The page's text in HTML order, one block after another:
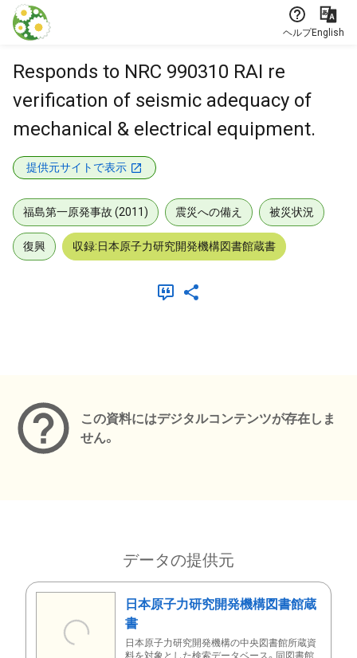
本文に飛ぶ
ヘルプEnglish
Responds to NRC 990310 RAI re
verification of seismic adequacy of
mechanical & electrical equipment.
提供元サイトで表示
福島第一原発事故 (2011) 震災への備え 被災状況
復興 収録:日本原子力研究開発機構図書館蔵書
この資料にはデジタルコンテンツが存在しま
せん。
データの提供元
日本原子力研究開発機構図書館蔵
書
日本原子力研究開発機構の中央図書館所蔵資
料を対象とした検索データベース。同図書館